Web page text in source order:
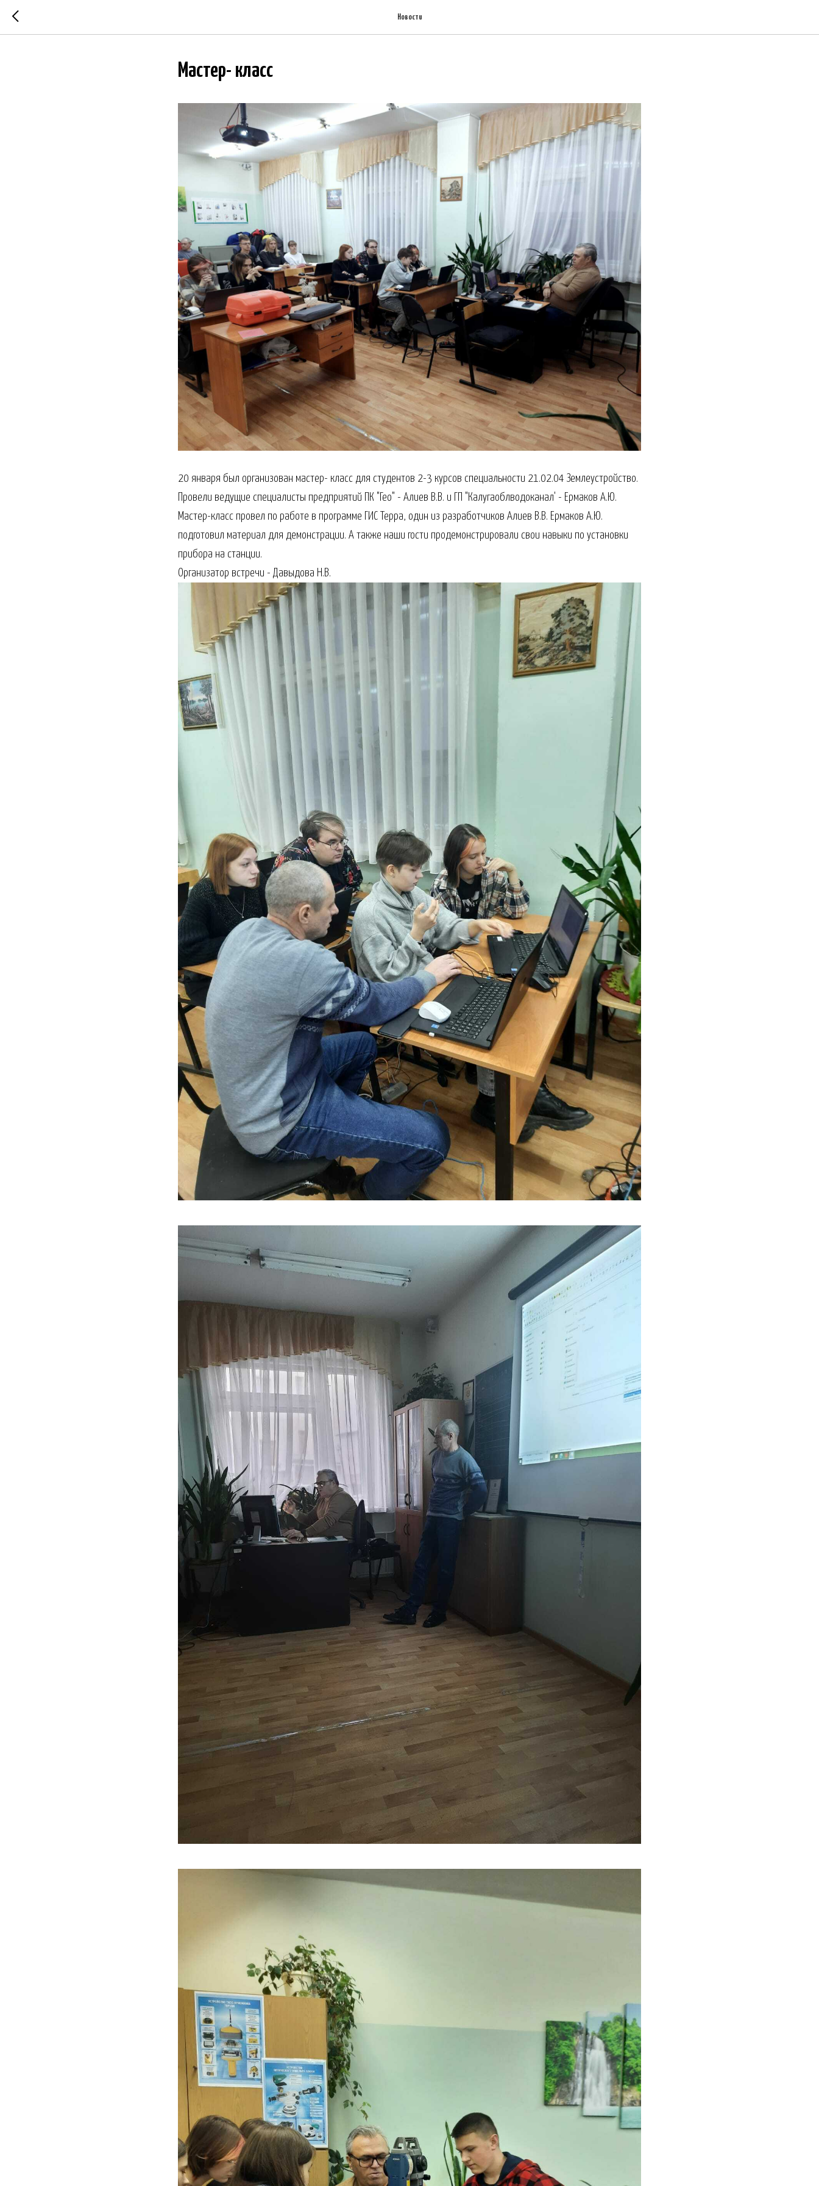
Новости
Мастер- класс
20 января был организован мастер- класс для студентов 2-3 курсов специальности 21.02.04 Землеустройство.
Провели ведущие специалисты предприятий ПК "Гео" - Алиев В.В. и ГП "Калугаоблводоканал' - Ермаков А.Ю.
Мастер-класс провел по работе в программе ГИС Терра, один из разработчиков Алиев В.В. Ермаков А.Ю.
подготовил материал для демонстрации. А также наши гости продемонстрировали свои навыки по установки
прибора на станции.
Организатор встречи - Давыдова Н.В.